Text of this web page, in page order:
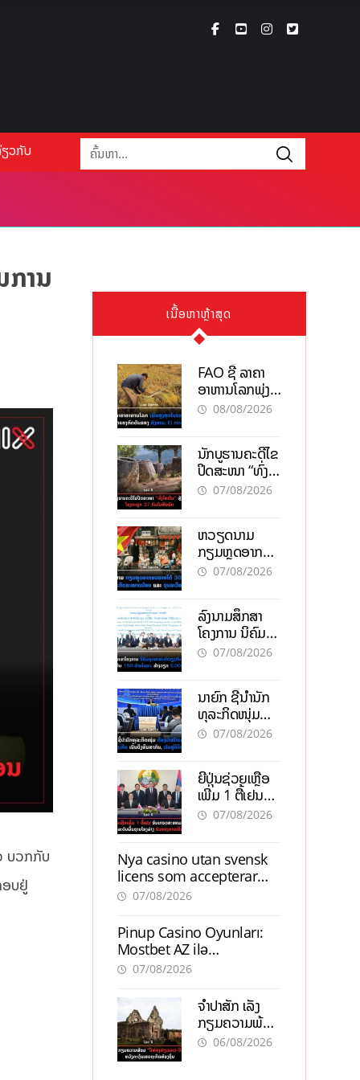
ວກັບ
ການ
ບວກກັບ
ອບຢູ່
ເນື້ອຫາຫຼ້າສຸດ
FAO ຊີ້ ລາຄາ
ອາຫານໂລກພຸ່ງ
ສູງສຸດໃນຮອບ 3
ສົງຄາມ, El
nino
08/08/2026
ນັກບູຮານຄະດີໄຂ
ປິດສະໜາ “ທົ່ງ
ໄຫຫີນ” ຫຼັງພົບ
07/08/2026
ຫວຽດນາມ
ກຽມຫຼຸດອາກອນ
ລາຍໄດ້ 30%
ແລະ ຈຸນລະ
ວິສາຫະກິດ
07/08/2026
ລົງນາມສຶກສາ
ໂຄງການ ນິຄົມ
ອຸດສາຫະກຳ
150 ລ້ານໂດລາ,
ສ້າງວຽກ 5.000
ຕຳແໜ່ງ
07/08/2026
ນາຍົກ ຊີ້ນຳນັກ
ທຸລະກິດໜຸ່ມ
ຕ້ອງນຳໜ້າແກ້
ສາກົນ, ຫັນສູ່ດິຈິ
ຕອນ
07/08/2026
ຍີ່ປຸ່ນຊ່ວຍເຫຼືອ
ເພີ່ມ 1 ຕື້ເຢນ
ອັບເກຣດ
ເຕີບໂຕ
07/08/2026
Nya casino utan svensk
licens som accepterar
Swish: En jämförelse
07/08/2026
Pinup Casino Oyunları:
Mostbet AZ ilə
Müqayisədə Nə Təqdim
07/08/2026
ຈຳປາສັກ ເລັ່ງ
ກຽມຄວາມພ້ອມ
“ປີທ່ອງທ່ຽວ
06/08/2026